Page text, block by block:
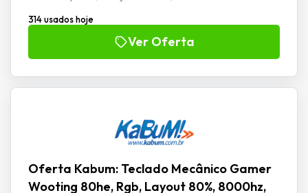
314 usados hoje
Ver Oferta
Oferta Kabum: Teclado Mecânico Gamer
Wooting 80he, Rgb, Layout 80%, 8000hz,